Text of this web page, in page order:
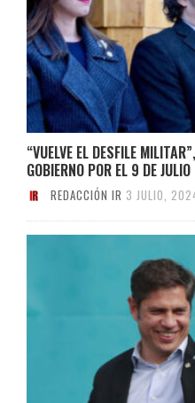
“VUELVE EL DESFILE
GOBIERNO POR EL 9 DE JULIO
REDACCIÓN IR 3 JULIO,